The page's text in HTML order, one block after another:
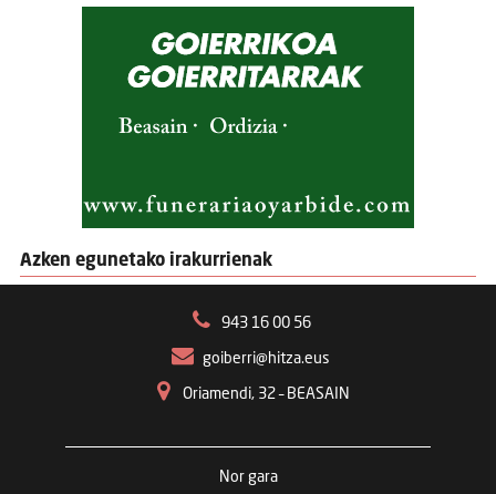
Azken egunetako irakurrienak
943 16 00 56
goiberri@hitza.eus
Oriamendi, 32 – BEASAIN
Nor gara